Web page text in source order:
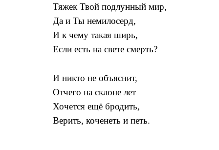
Тяжек Твой подлунный мир,
Да и Ты немилосерд,
И к чему такая ширь,
Если есть на свете смерть?
И никто не объяснит,
Отчего на склоне лет
Хочется ещё бродить,
Верить, коченеть и петь.